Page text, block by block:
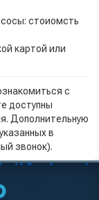
стоиомсть
картой или
с
доступны
Дополнительную
в
звонок).